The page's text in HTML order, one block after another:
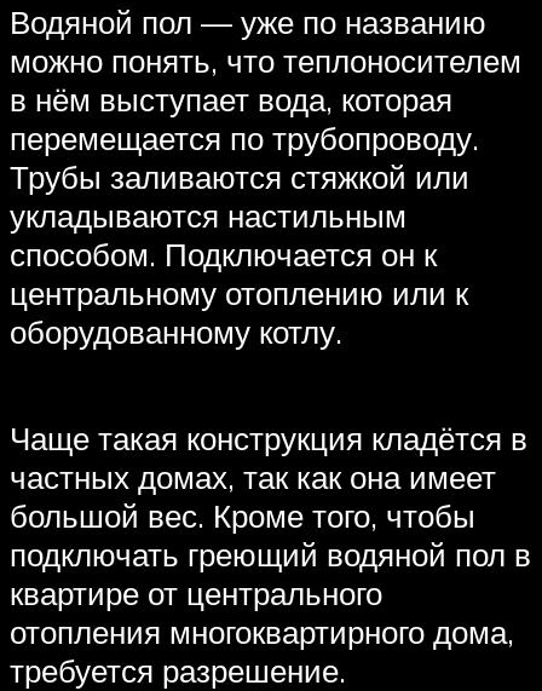
Водяной пол — уже по названию
можно понять, что теплоносителем
в нём выступает вода, которая
перемещается по трубопроводу.
Трубы заливаются стяжкой или
укладываются настильным
способом. Подключается он к
центральному отоплению или к
оборудованному котлу.
Чаще такая конструкция кладётся в
частных домах, так как она имеет
большой вес. Кроме того, чтобы
подключать греющий водяной пол в
квартире от центрального
отопления многоквартирного дома,
требуется разрешение.